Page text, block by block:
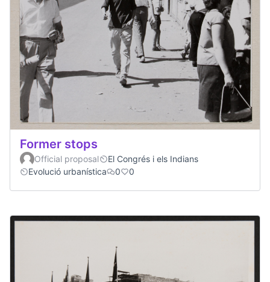
Former stops
Official proposal
El Congrés i els Indians
Evolució urbanística
0 0